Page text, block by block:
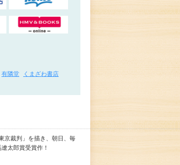
有隣堂
くまざわ書店
京裁判」を描き、朝日、毎
太郎賞受賞作！